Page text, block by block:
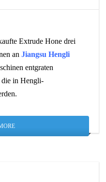
Extrude Hone drei
an Jiangsu Hengli
entgraten
die in Hengli-